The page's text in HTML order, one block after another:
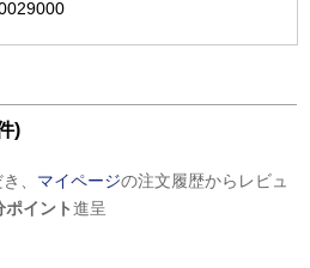
)
、 マイページの注文履歴からレビュ
ポイント進呈